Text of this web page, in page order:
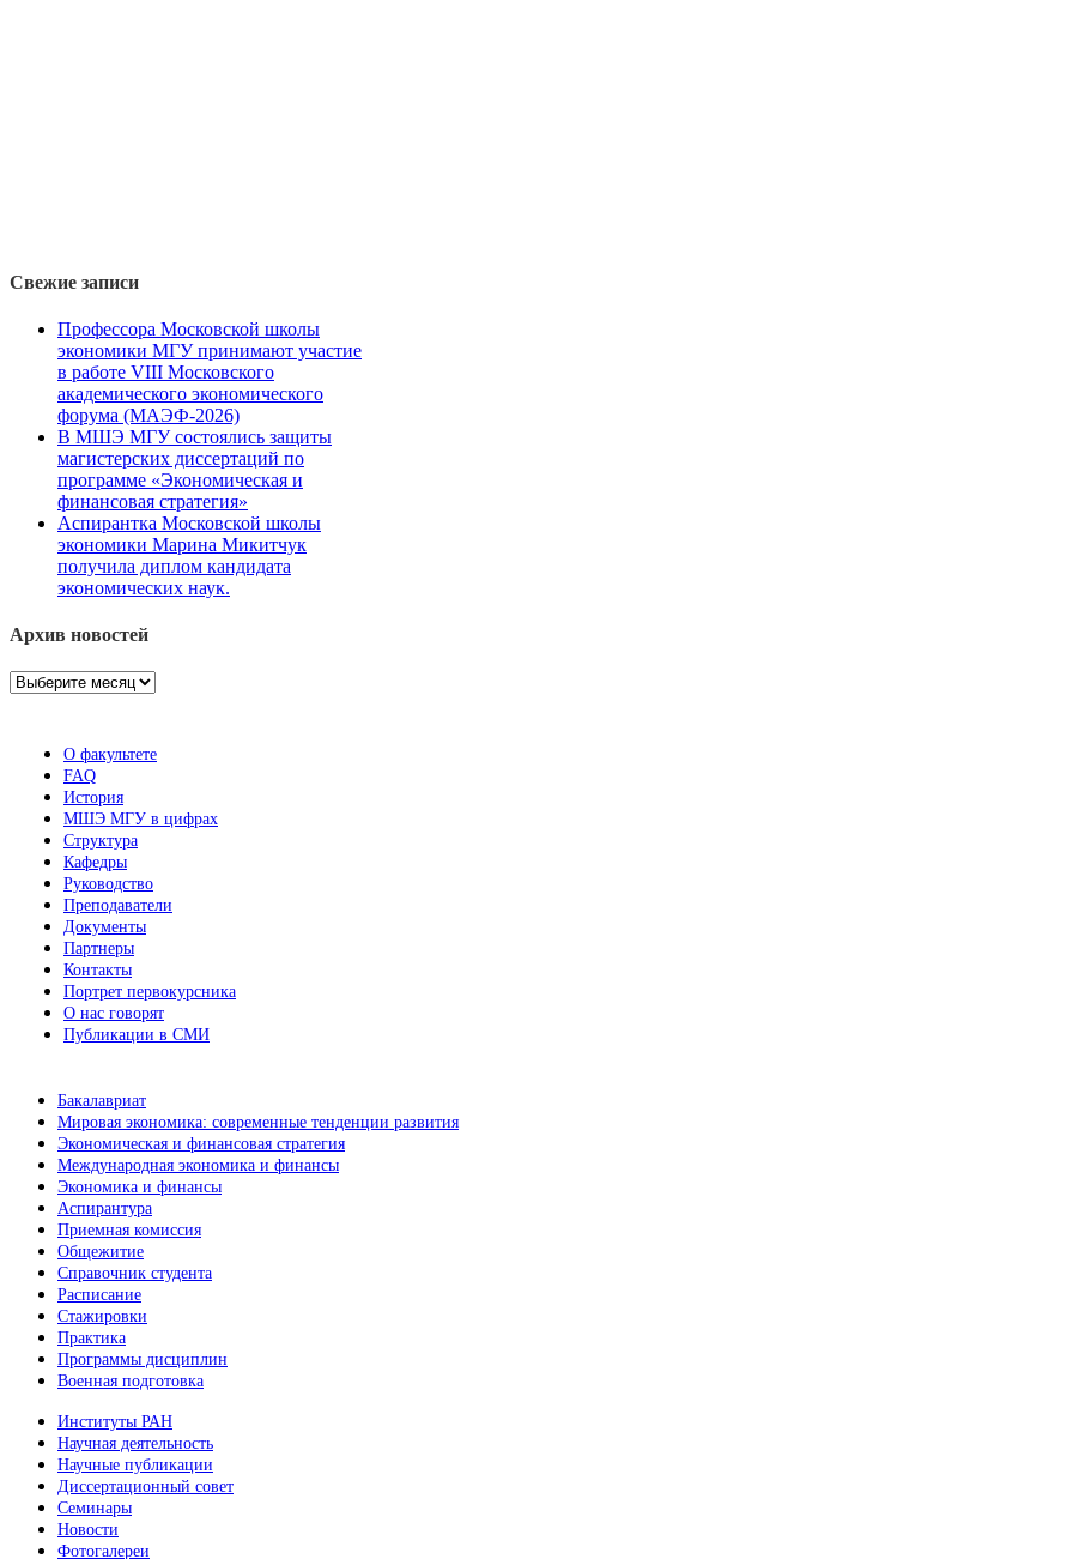
Свежие записи
Профессора Московской школы
экономики МГУ принимают участие
в работе VIII Московского
академического экономического
форума (МАЭФ-2026)
В МШЭ МГУ состоялись защиты
магистерских диссертаций по
программе «Экономическая и
финансовая стратегия»
Аспирантка Московской школы
экономики Марина Микитчук
получила диплом кандидата
экономических наук.
Архив новостей
Архив
О факультете
FAQ
История
МШЭ МГУ в цифрах
Структура
Кафедры
Руководство
Преподаватели
Документы
Партнеры
Контакты
Портрет первокурсника
О нас говорят
Публикации в СМИ
Бакалавриат
Мировая экономика: современные тенденции развития
Экономическая и финансовая стратегия
Международная экономика и финансы
Экономика и финансы
Аспирантура
Приемная комиссия
Общежитие
Справочник студента
Расписание
Стажировки
Практика
Программы дисциплин
Военная подготовка
Институты РАН
Научная деятельность
Научные публикации
Диссертационный совет
Семинары
Новости
Фотогалереи